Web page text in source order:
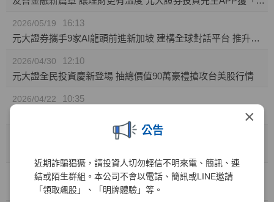
×
公告
近期詐騙猖獗，請投資人切勿輕信不明來電、簡訊、連
結或陌生群組。本公司不會以電話、簡訊或LINE邀請
「領取飆股」、「明牌體驗」等。
2026/05/19
16:13
元大證券攜手9家AI龍頭前進新加坡 建構全球對話平台 推升台灣AI價值鏈國際能見度
2026/04/30
12:10
元大證全民投資慶新登場 抽總價值90萬豪禮搶攻台美股行情
2026/04/22
10:35
2026/03/31
10:41